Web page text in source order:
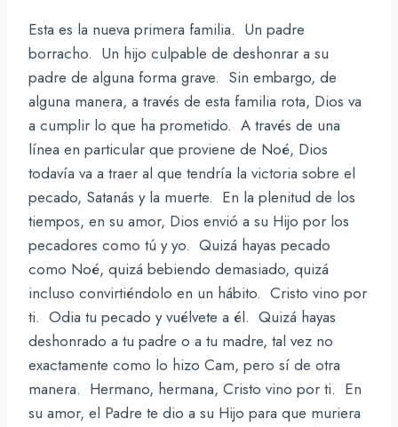
Esta es la nueva primera familia. Un padre
borracho. Un hijo culpable de deshonrar a su
padre de alguna forma grave. Sin embargo, de
alguna manera, a través de esta familia rota, Dios va
a cumplir lo que ha prometido. A través de una
línea en particular que proviene de Noé, Dios
todavía va a traer al que tendría la victoria sobre el
pecado, Satanás y la muerte. En la plenitud de los
tiempos, en su amor, Dios envió a su Hijo por los
pecadores como tú y yo. Quizá hayas pecado
como Noé, quizá bebiendo demasiado, quizá
incluso convirtiéndolo en un hábito. Cristo vino por
ti. Odia tu pecado y vuélvete a él. Quizá hayas
deshonrado a tu padre o a tu madre, tal vez no
exactamente como lo hizo Cam, pero sí de otra
manera. Hermano, hermana, Cristo vino por ti. En
su amor, el Padre te dio a su Hijo para que muriera